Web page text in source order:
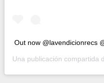
Out now @lavendicionrecs
Una publicación compartida